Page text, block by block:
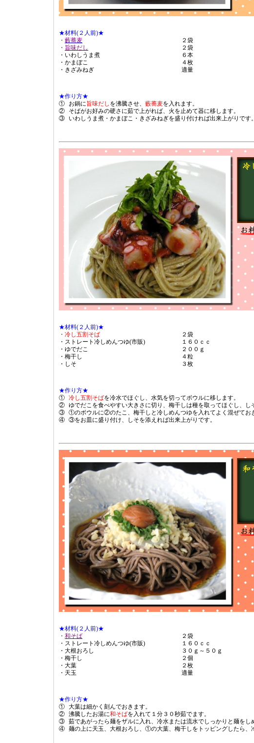
★材料(２人前)★
・ 藪蕎麦
２袋
・ 旨味だし
２袋
・いわしうま煮
６本
・かまぼこ
４枚
・きざみねぎ
適量
★作り方★
①
お鍋に旨味だし を沸騰させ、 藪蕎麦を入れます。
②
そばがお好みの硬さに茹で上がれば、火を止めて器に移します。
③
いわしうま煮・かまぼこ・きざみねぎを盛り付ければ出来上がりです
★材料(２人前)★
・ 冷し五割そば
２袋
・ストレート冷しめんつゆ(市販)
１６０ｃｃ
・ゆでだこ
２００ｇ
・梅干し
４粒
・しそ
３枚
★作り方★
① 冷し五割そばを冷水でほぐし、水気を切ってボウルに移します。
② ゆでだこを食べやすい大きさに切り、梅干しは種を取ってほぐし、し
③ ①のボウルに②のたこ、梅干しと冷しめんつゆを入れてよく混ぜてお
④ ③をお皿に盛り付け、しそを添えれば出来上がりです。
★材料(２人前)★
・ 和そば
２袋
・ストレート冷しめんつゆ(市販)
１６０ｃｃ
・大根おろし
３０ｇ～５０ｇ
・梅干し
２個
・大葉
２枚
・天玉
適量
★作り方★
① 大葉は細かく刻んでおきます。
② 沸騰したお湯に和そばを入れて１分３０秒茹でます。
③ 茹であがったら麺をザルに入れ、冷水または流水でしっかりと麺を
④ 麺の上に天玉、大根おろし、①の大葉、梅干しをトッピングしたら、